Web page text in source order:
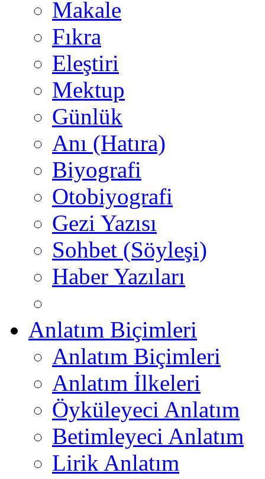
Makale
Fıkra
Eleştiri
Mektup
Günlük
Anı (Hatıra)
Biyografi
Otobiyografi
Gezi Yazısı
Sohbet (Söyleşi)
Haber Yazıları
Anlatım Biçimleri
Anlatım Biçimleri
Anlatım İlkeleri
Öyküleyeci Anlatım
Betimleyeci Anlatım
Lirik Anlatım